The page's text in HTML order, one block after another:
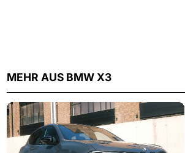
MEHR AUS BMW X3